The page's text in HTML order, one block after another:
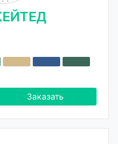
Заказать